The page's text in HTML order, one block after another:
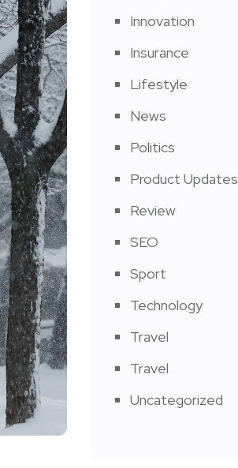
Innovation
Insurance
Lifestyle
News
Politics
Product Updates
Review
SEO
Sport
Technology
Travel
Travel
Uncategorized